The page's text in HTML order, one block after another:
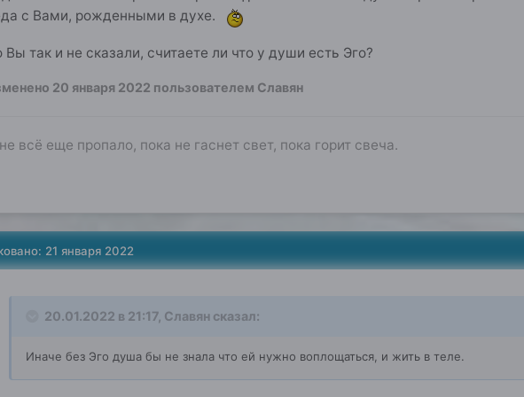
с Вами, рожденными в духе.
Вы так и не сказали, считаете ли что у души есть Эго?
20 января 2022 пользователем Славян
всё еще пропало, пока не гаснет свет, пока горит свеча.
21 января 2022
20.01.2022 в 21:17, Славянсказал:
Иначе без Эго душа бы не знала что ей нужно воплощаться, и жить в теле.